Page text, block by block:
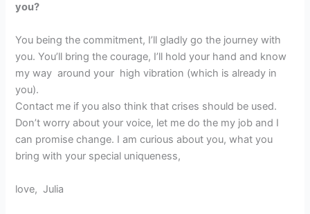
you?
You being the commitment, I’ll gladly go the journey with
you. You’ll bring the courage, I’ll hold your hand and know
my way around your high vibration (which is already in
you).
Contact me if you also think that crises should be used.
Don’t worry about your voice, let me do the my job and I
can promise change. I am curious about you, what you
bring with your special uniqueness,
love, Julia